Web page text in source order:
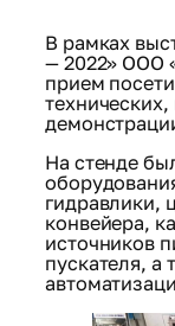
В рамках
— 2022» ООО
прием
На стенде
гидравлики,
конвейера,
источников
пускателя, а